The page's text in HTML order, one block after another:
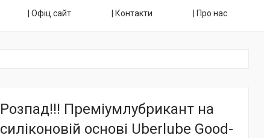
| Офіц.сайт | Контакти | Про нас
Розпад!!! Преміумлубрикант на
силіконовій основі Uberlube Good-